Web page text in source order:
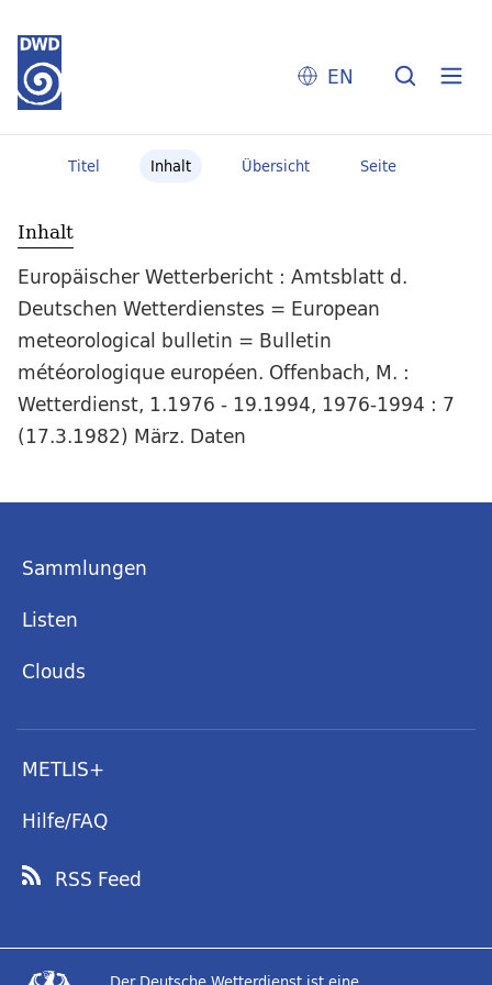
EN
Titel Inhalt Übersicht Seite
Inhalt
Europäischer Wetterbericht : Amtsblatt d.
Deutschen Wetterdienstes = European
meteorological bulletin = Bulletin
météorologique européen. Offenbach, M. :
Wetterdienst, 1.1976 - 19.1994, 1976-1994 : 7
(17.3.1982) März. Daten
Sammlungen
Listen
Clouds
METLIS+
Hilfe/FAQ
RSS Feed